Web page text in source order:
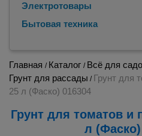
Электротовары
Бытовая техника
Главная / Каталог / Всё для
Грунт для рассады / Грунт для
25 л (Фаско) 016304
Грунт для томатов и перцев Малышок 25
л (Фаско)